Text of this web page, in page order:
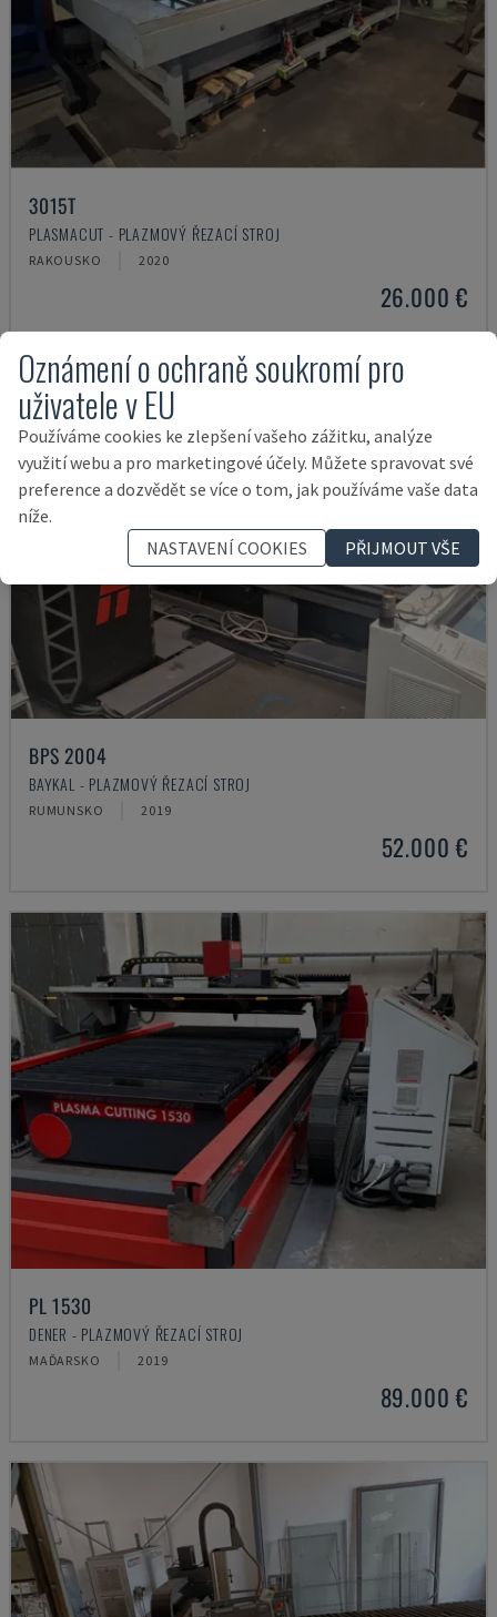
3015T
PLASMACUT - PLAZMOVÝ ŘEZACÍ STROJ
RAKOUSKO 2020
26.000 €
BPS 2004
BAYKAL - PLAZMOVÝ ŘEZACÍ STROJ
RUMUNSKO 2019
52.000 €
PL 1530
DENER - PLAZMOVÝ ŘEZACÍ STROJ
MAĎARSKO 2019
89.000 €
Oznámení o ochraně soukromí pro
uživatele v EU
Používáme cookies ke zlepšení vašeho zážitku, analýze
využití webu a pro marketingové účely. Můžete spravovat své
preference a dozvědět se více o tom, jak používáme vaše data
níže.
NASTAVENÍ COOKIES
PŘIJMOUT VŠE